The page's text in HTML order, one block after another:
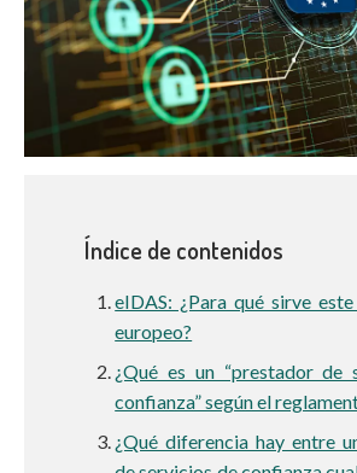
Índice de contenidos
eIDAS: ¿Para qué sirve
europeo?
¿Qué es un “prestador de
confianza” según el
¿Qué diferencia hay entre